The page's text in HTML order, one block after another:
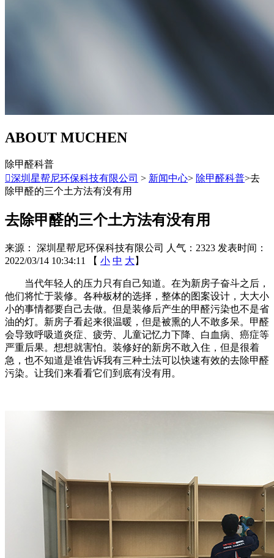
ABOUT MUCHEN
除甲醛科普
深圳星帮尼环保科技有限公司 > 新闻中心> 除甲醛科普>去
除甲醛的三个土方法有没有用
去除甲醛的三个土方法有没有用
来源： 深圳星帮尼环保科技有限公司 人气：2323 发表时间：
2022/03/14 10:34:11
【 小 中 大 】
当代年轻人的压力只有自己知道。在为新房子奋斗之后，
他们将忙于装修。各种板材的选择，整体的图案设计，大大小
小的事情都要自己去做。但是装修后产生的甲醛污染也不是省
油的灯。新房子看起来很温暖，但是被熏的人不敢多呆。甲醛
会导致呼吸道炎症、疲劳、儿童记忆力下降、白血病、癌症等
严重后果。想想就害怕。装修好的新房不敢入住，但是很着
急，也不知道是谁告诉我有三种土法可以快速有效的去除甲醛
污染。让我们来看看它们到底有没有用。